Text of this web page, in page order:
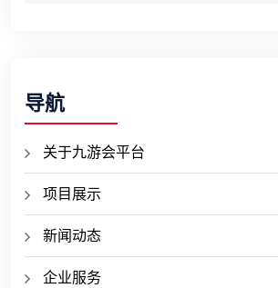
导航
关于九游会平台
项目展示
新闻动态
企业服务